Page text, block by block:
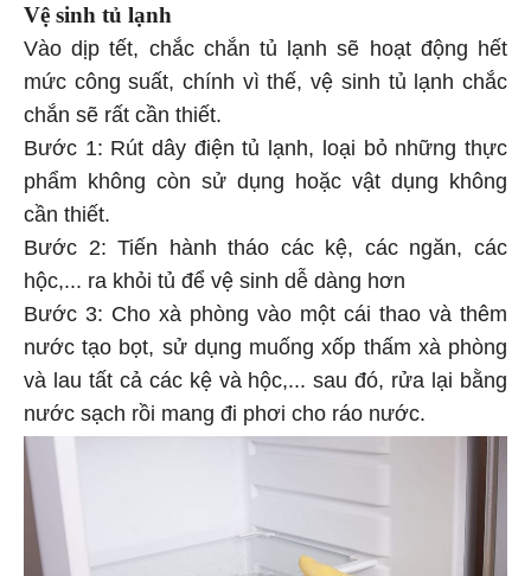
Vệ sinh tủ lạnh
Vào dịp tết, chắc chắn tủ lạnh sẽ hoạt động hết
mức công suất, chính vì thế, vệ sinh tủ lạnh chắc
chắn sẽ rất cần thiết.
Bước 1: Rút dây điện tủ lạnh, loại bỏ những thực
phẩm không còn sử dụng hoặc vật dụng không
cần thiết.
Bước 2: Tiến hành tháo các kệ, các ngăn, các
hộc,... ra khỏi tủ để vệ sinh dễ dàng hơn
Bước 3: Cho xà phòng vào một cái thao và thêm
nước tạo bọt, sử dụng muống xốp thấm xà phòng
và lau tất cả các kệ và hộc,... sau đó, rửa lại bằng
nước sạch rồi mang đi phơi cho ráo nước.